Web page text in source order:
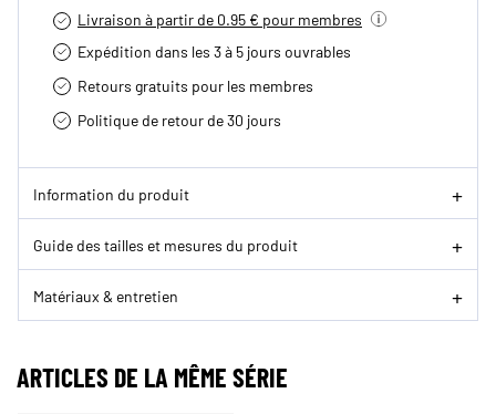
Livraison à partir de 0.95 € pour membres
Expédition dans les 3 à 5 jours ouvrables
Retours gratuits pour les membres
Politique de retour de 30 jours
Information du produit
Guide des tailles et mesures du produit
Matériaux & entretien
ARTICLES DE LA MÊME SÉRIE